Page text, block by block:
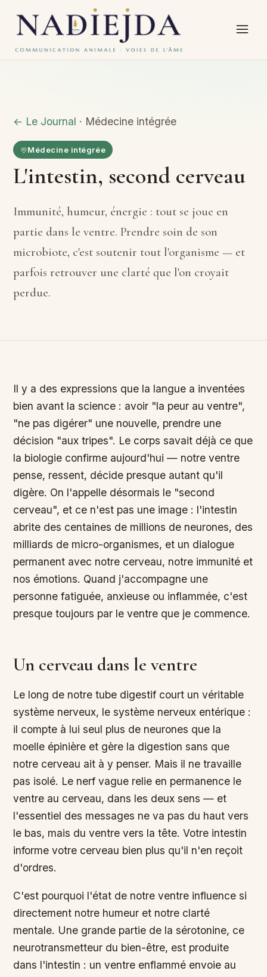
← Le Journal · Médecine intégrée
Médecine intégrée
L'intestin, second cerveau
Immunité, humeur, énergie : tout se joue en
partie dans le ventre. Prendre soin de son
microbiote, c'est soutenir tout l'organisme — et
parfois retrouver une clarté que l'on croyait
perdue.
Il y a des expressions que la langue a inventées
bien avant la science : avoir "la peur au ventre",
"ne pas digérer" une nouvelle, prendre une
décision "aux tripes". Le corps savait déjà ce que
la biologie confirme aujourd'hui — notre ventre
pense, ressent, décide presque autant qu'il
digère. On l'appelle désormais le "second
cerveau", et ce n'est pas une image : l'intestin
abrite des centaines de millions de neurones, des
milliards de micro-organismes, et un dialogue
permanent avec notre cerveau, notre immunité et
nos émotions. Quand j'accompagne une
personne fatiguée, anxieuse ou inflammée, c'est
presque toujours par le ventre que je commence.
Un cerveau dans le ventre
Le long de notre tube digestif court un véritable
système nerveux, le système nerveux entérique :
il compte à lui seul plus de neurones que la
moelle épinière et gère la digestion sans que
notre cerveau ait à y penser. Mais il ne travaille
pas isolé. Le nerf vague relie en permanence le
ventre au cerveau, dans les deux sens — et
l'essentiel des messages ne va pas du haut vers
le bas, mais du ventre vers la tête. Votre intestin
informe votre cerveau bien plus qu'il n'en reçoit
d'ordres.
C'est pourquoi l'état de notre ventre influence si
directement notre humeur et notre clarté
mentale. Une grande partie de la sérotonine, ce
neurotransmetteur du bien-être, est produite
dans l'intestin : un ventre enflammé envoie au